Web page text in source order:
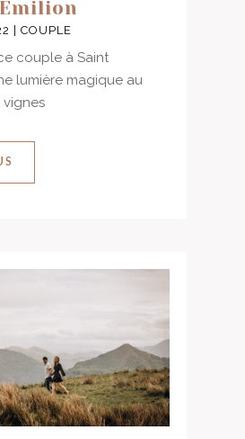
COUPLE
couple à Saint
lumière magique au
vignes